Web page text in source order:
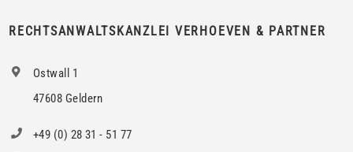
RECHTSANWALTSKANZLEI VERHOEVEN & PARTNER
Ostwall 1
47608 Geldern
+49 (0) 28 31 - 51 77